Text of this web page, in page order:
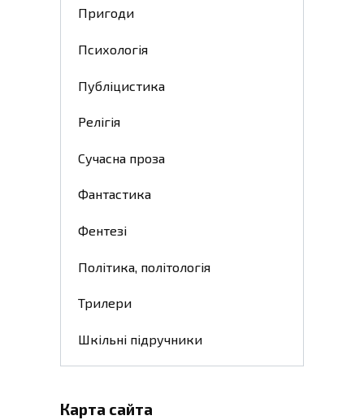
Пригоди
Психологія
Публіцистика
Релігія
Сучасна проза
Фантастика
Фентезі
Політика, політологія
Трилери
Шкільні підручники
Карта сайта